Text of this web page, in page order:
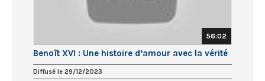
56:02
Benoît XVI : Une histoire d’amour avec la vérité
Diffusé le 29/12/2023